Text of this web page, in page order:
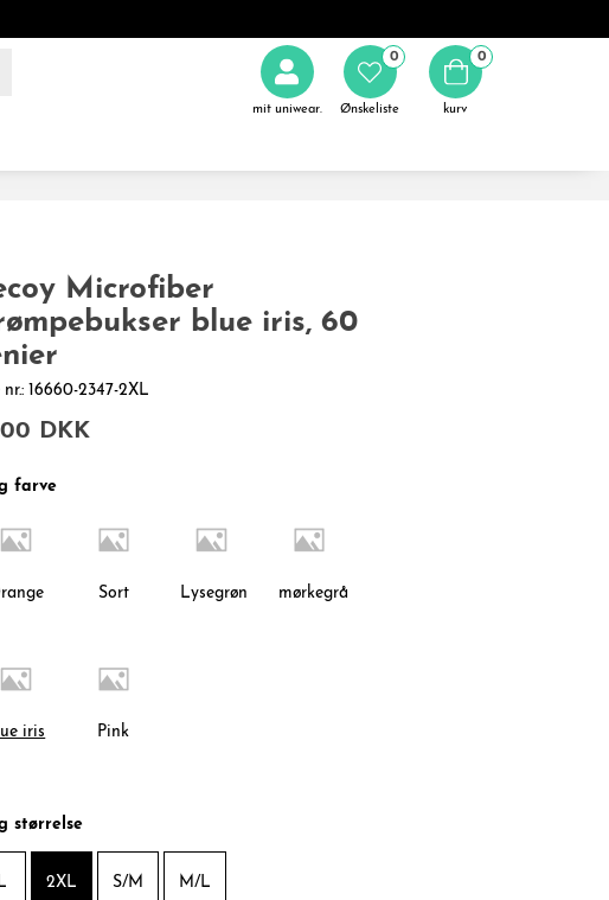
mit uniwear. Ønskeliste
0 0
kurv
Microfiber
blue iris, 60
nr.: 16660-2347-2XL
DKK
farve
Sort Lysegrøn mørkegrå
iris Pink
størrelse
2XL S/M M/L